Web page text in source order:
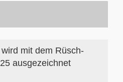
mit dem Rüsch-
ausgezeichnet